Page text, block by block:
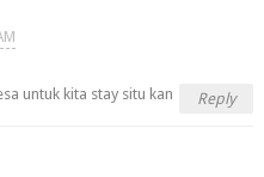
untuk kita stay situ kan Reply